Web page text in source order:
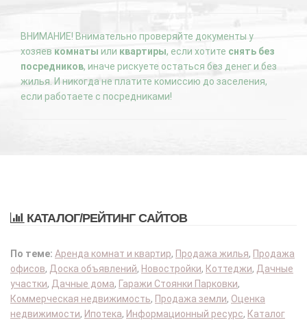
ВНИМАНИЕ! Внимательно проверяйте документы у
хозяев комнаты или квартиры, если хотите снять без
посредников, иначе рискуете остаться без денег и без
жилья. И никогда не платите комиссию до заселения,
если работаете с посредниками!
КАТАЛОГ/РЕЙТИНГ САЙТОВ
По теме: Аренда комнат и квартир, Продажа жилья, Продажа
офисов, Доска объявлений, Новостройки, Коттеджи, Дачные
участки, Дачные дома, Гаражи Стоянки Парковки,
Коммерческая недвижимость, Продажа земли, Оценка
недвижимости, Ипотека, Информационный ресурс, Каталог